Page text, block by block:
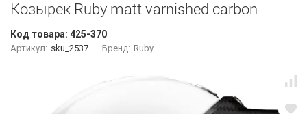
Козырек Ruby matt varnished carbon
Код товара: 425-370
Артикул: sku_2537 Бренд: Ruby